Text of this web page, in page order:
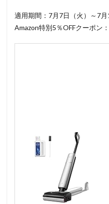
適用期間：7月7日（火）～7月
Amazon特別5％OFFクーポン